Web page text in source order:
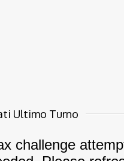
Ultimo Turno